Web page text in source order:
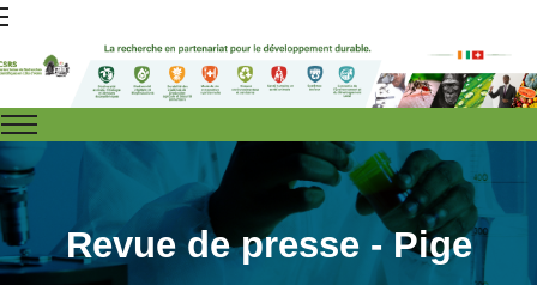
Revue de presse - Pige